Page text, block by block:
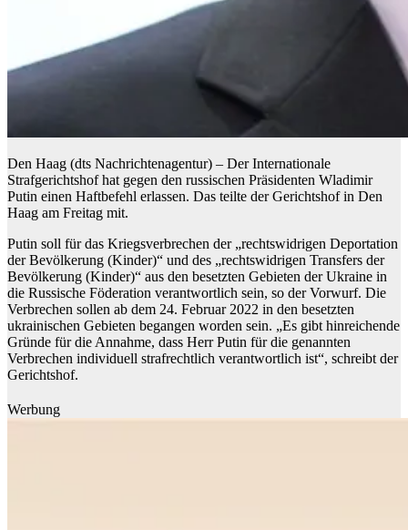
Den Haag (dts Nachrichtenagentur) – Der Internationale
Strafgerichtshof hat gegen den russischen Präsidenten Wladimir
Putin einen Haftbefehl erlassen. Das teilte der Gerichtshof in Den
Haag am Freitag mit.
Putin soll für das Kriegsverbrechen der „rechtswidrigen Deportation
der Bevölkerung (Kinder)“ und des „rechtswidrigen Transfers der
Bevölkerung (Kinder)“ aus den besetzten Gebieten der Ukraine in
die Russische Föderation verantwortlich sein, so der Vorwurf. Die
Verbrechen sollen ab dem 24. Februar 2022 in den besetzten
ukrainischen Gebieten begangen worden sein. „Es gibt hinreichende
Gründe für die Annahme, dass Herr Putin für die genannten
Verbrechen individuell strafrechtlich verantwortlich ist“, schreibt der
Gerichtshof.
Werbung